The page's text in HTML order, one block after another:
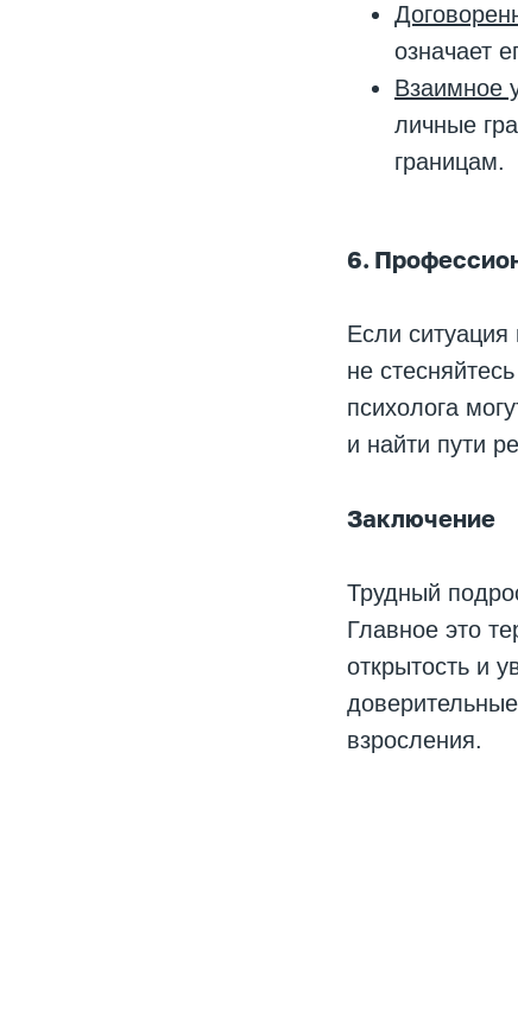
означает
Взаимное
личные
границам.
6.
Если ситуация
не
психолога
и найти пути
Заключение
Трудный
Главное это
открытость и
взросления.